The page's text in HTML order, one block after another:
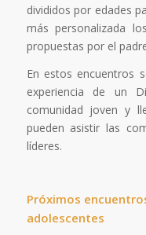
divididos por edades
más personalizada
propuestas por el
En estos encuentros
experiencia de un
comunidad joven y
pueden asistir las
líderes.
Próximos
adolescentes